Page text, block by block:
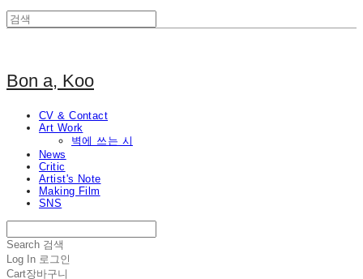
Bon a, Koo
CV & Contact
Art Work
벽에 쓰는 시
News
Critic
Artist's Note
Making Film
SNS
Search 검색
Log In 로그인
Cart장바구니